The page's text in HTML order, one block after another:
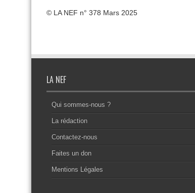
© LA NEF n° 378 Mars 2025
LA NEF
Qui sommes-nous ?
La rédaction
Contactez-nous
Faites un don
Mentions Légales